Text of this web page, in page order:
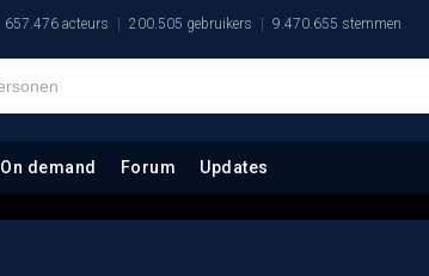
657.476 acteurs 200.505 gebruikers 9.470.655 stemmen
On demand Forum Updates